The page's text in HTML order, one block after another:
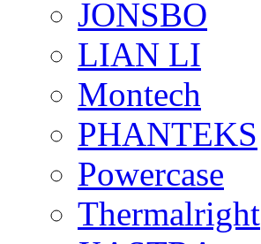
JONSBO
LIAN LI
Montech
PHANTEKS
Powercase
Thermalright